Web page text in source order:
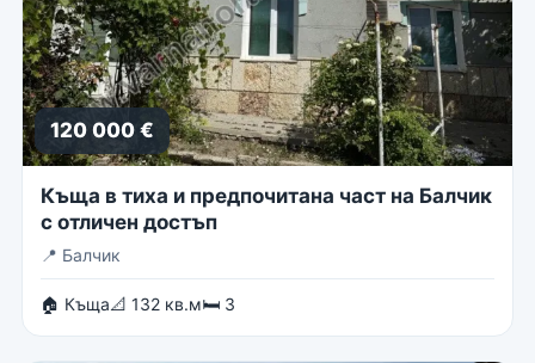
120 000 €
Къща в тиха и предпочитана част на Балчик
с отличен достъп
📍 Балчик
🏠 Къща📐 132 кв.м🛏 3